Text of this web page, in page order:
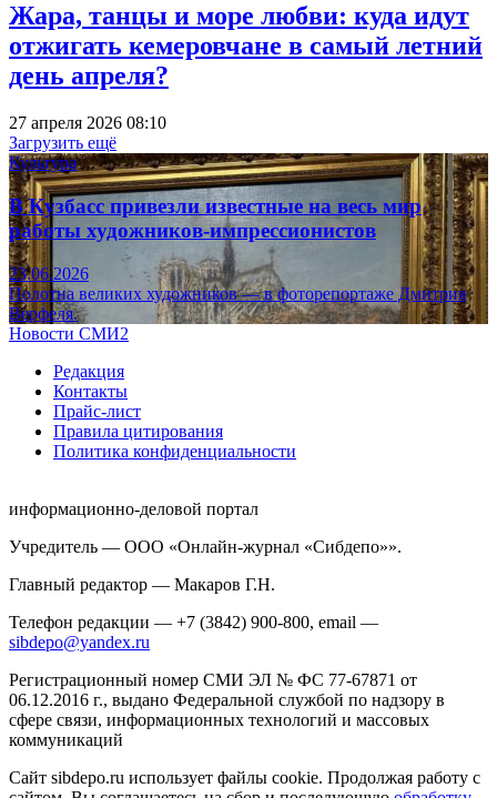
Жара, танцы и море любви: куда идут
отжигать кемеровчане в самый летний
день апреля?
27 апреля 2026 08:10
Загрузить ещё
Культура
В Кузбасс привезли известные на весь мир
работы художников-импрессионистов
23.06.2026
Полотна великих художников — в фоторепортаже Дмитрия
Верфеля.
Новости СМИ2
Редакция
Контакты
Прайс-лист
Правила цитирования
Политика конфиденциальности
информационно-деловой портал
Учредитель — ООО «Онлайн-журнал «Сибдепо»».
Главный редактор — Макаров Г.Н.
Телефон редакции — +7 (3842) 900-800, email —
sibdepo@yandex.ru
Регистрационный номер СМИ ЭЛ № ФС 77-67871 от
06.12.2016 г., выдано Федеральной службой по надзору в
сфере связи, информационных технологий и массовых
коммуникаций
Сайт sibdepo.ru использует файлы cookie. Продолжая работу с